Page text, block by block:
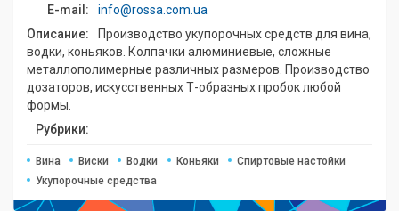
E-mail:
info@rossa.com.ua
Описание:
Производство укупорочных средств для вина,
водки, коньяков. Колпачки алюминиевые, сложные
металлополимерные различных размеров. Производство
дозаторов, искусственных Т-образных пробок любой
формы.
Рубрики:
Вина Виски Водки Коньяки
Спиртовые настойки
Укупорочные средства